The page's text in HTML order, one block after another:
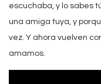
escuchaba, y lo sabes
una amiga tuya, y
vez. Y ahora vuelven
amamos.